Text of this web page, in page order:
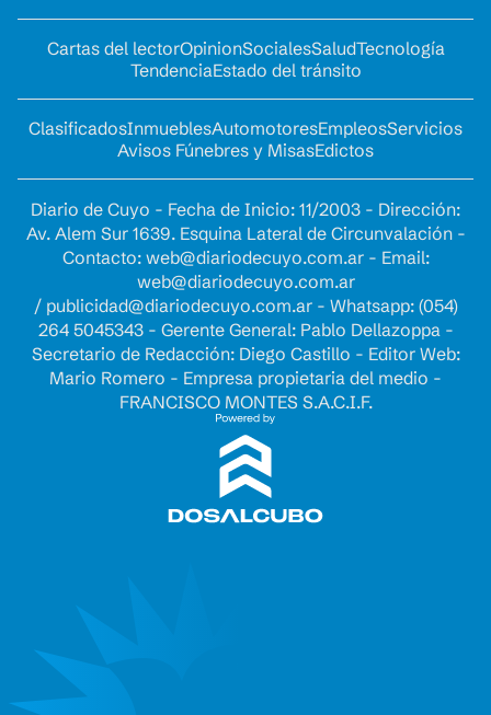
Cartas del lectorOpinionSocialesSaludTecnología
TendenciaEstado del tránsito
ClasificadosInmueblesAutomotoresEmpleosServicios
Avisos Fúnebres y MisasEdictos
Diario de Cuyo - Fecha de Inicio: 11/2003 - Dirección:
Av. Alem Sur 1639. Esquina Lateral de Circunvalación -
Contacto: web@diariodecuyo.com.ar- Email:
web@diariodecuyo.com.ar
/ publicidad@diariodecuyo.com.ar- Whatsapp: (054)
264 5045343 - Gerente General: Pablo Dellazoppa -
Secretario de Redacción: Diego Castillo - Editor Web:
Mario Romero - Empresa propietaria del medio -
FRANCISCO MONTES S.A.C.I.F.